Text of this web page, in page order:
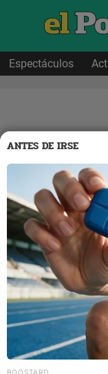
Espectáculos
Videos
ANTES DE IRSE